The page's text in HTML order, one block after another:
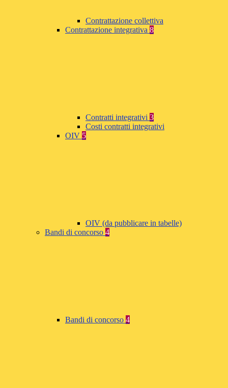
Contrattazione collettiva
Contrattazione integrativa 8
Contratti integrativi 3
Costi contratti integrativi
OIV 5
OIV (da pubblicare in tabelle)
Bandi di concorso 4
Bandi di concorso 4